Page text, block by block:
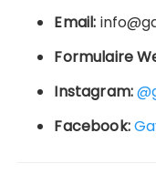
Email:
Formulaire
Instagram:
Facebook: